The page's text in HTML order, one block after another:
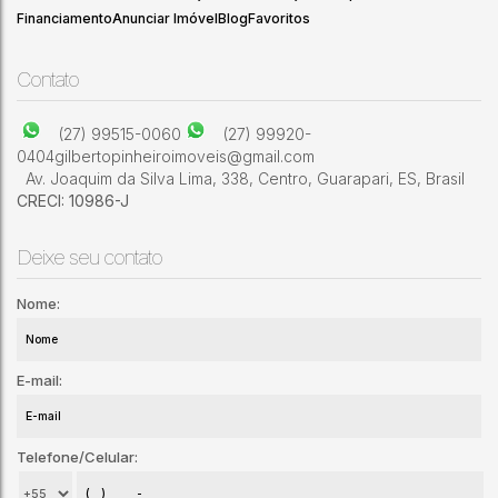
FinanciamentoAnunciar ImóvelBlogFavoritos
Contato
(27) 99515-0060
(27) 99920-
0404gilbertopinheiroimoveis@gmail.com
Av. Joaquim da Silva Lima, 338, Centro, Guarapari, ES, Brasil
CRECI: 10986-J
Deixe seu contato
Nome:
E-mail:
Telefone/Celular: